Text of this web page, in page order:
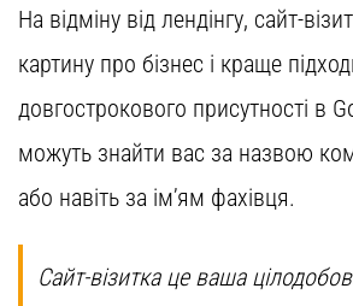
На відміну від лендінгу, сайт-
картину про бізнес і краще
довгострокового присутності в
можуть знайти вас за назвою
або навіть за ім’ям фахівця.
Сайт-візитка це ваша